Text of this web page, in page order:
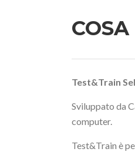
Test&Train
Sviluppato da
computer.
Test&Train è